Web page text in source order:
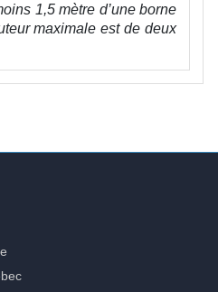
1,5 mètre d’une borne
maximale est de deux